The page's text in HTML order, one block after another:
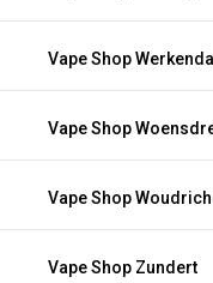
Vape Shop
Vape Shop
Vape Shop
Vape Shop Zundert